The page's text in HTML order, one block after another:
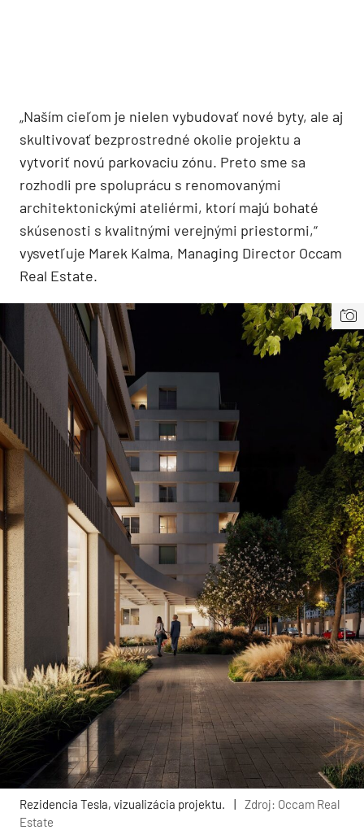
„Naším cieľom je nielen vybudovať nové byty, ale aj
skultivovať bezprostredné okolie projektu a
vytvoriť novú parkovaciu zónu. Preto sme sa
rozhodli pre spoluprácu s renomovanými
architektonickými ateliérmi, ktorí majú bohaté
skúsenosti s kvalitnými verejnými priestormi,“
vysvetľuje Marek Kalma, Managing Director Occam
Real Estate.
Rezidencia Tesla, vizualizácia projektu. |
Zdroj: Occam Real
Estate